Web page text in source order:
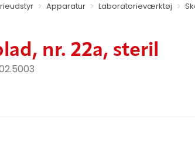
Apparatur Laboratorieværktøj
nr. 22a, steril